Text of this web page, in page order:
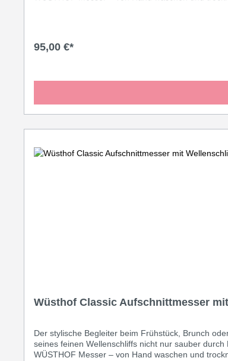
95,00 €*
Wüsthof Classic Aufschnittmesser
Der stylische Begleiter beim Frühstück, Brunch
seines feinen Wellenschliffs nicht nur sauber
WÜSTHOF Messer – von Hand waschen und